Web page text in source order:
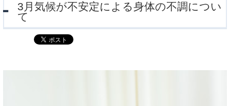
3月気候が不安定による身体の不調につい
て